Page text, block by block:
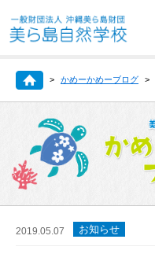
かめーかめーブログ
2019.05.07 お知らせ